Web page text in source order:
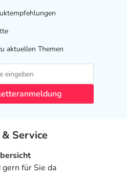
aktuellen Themen
Service
für Sie da